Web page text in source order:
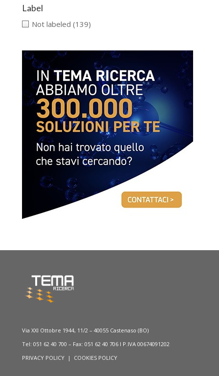
Label
Not labeled (139)
Via XXI Ottobre 1944, 11/2 – 40055 Castenaso (BO)
Tel: 051 62 40 700 – Fax: 051 62 40 706 I P.IVA 00674091202
PRIVACY POLICY | COOKIES POLICY